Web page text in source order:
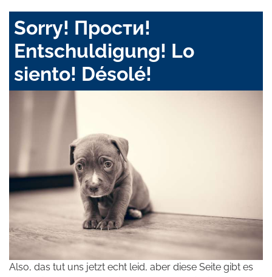
Sorry! Прости!
Entschuldigung! Lo
siento! Désolé!
Also, das tut uns jetzt echt leid, aber diese Seite gibt es